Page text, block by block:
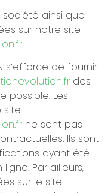
société ainsi que
sur notre site
.
s’efforce de fournir
des
possible. Les
site
ne sont pas
Ils sont
ayant été
Par ailleurs,
sur le site